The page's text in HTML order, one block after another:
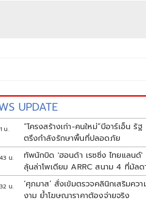
UPDATE
น.
“โครงสร้างเก่า-คนใหม่”บีอาร์เอ็น รัฐ
ตรึงกำลังรักษาพื้นที่ปลอดภัย
น.
ทัพนักบิด 'ฮอนด้า เรซซิ่ง ไทยแลนด์'
ลุ้นล่าโพเดียม ARRC สนาม 4 ที่มัลด
กา
น.
‘ศุภมาส’ สั่งเข้มตรวจคลินิกเสริมควา
งาม ย้ำโฆษณาราคาต้องจ่ายจริง